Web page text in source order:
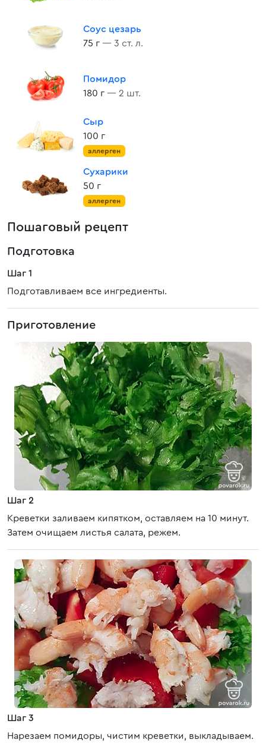
Соус цезарь
75 г — 3 ст. л.
Помидор
180 г — 2 шт.
Сыр
100 г
аллерген
Сухарики
50 г
аллерген
Пошаговый рецепт
Подготовка
Шаг 1
Подготавливаем все ингредиенты.
Приготовление
Шаг 2
Креветки заливаем кипятком, оставляем на 10 минут.
Затем очищаем листья салата, режем.
Шаг 3
Нарезаем помидоры, чистим креветки, выкладываем.